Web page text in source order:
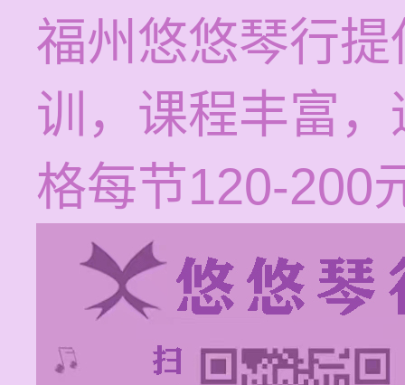
福州悠悠琴行
训，课程丰富
格每节120-200